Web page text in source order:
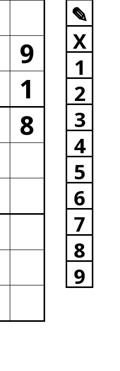
9
1
8
✎
X
1
2
3
4
5
6
7
8
9